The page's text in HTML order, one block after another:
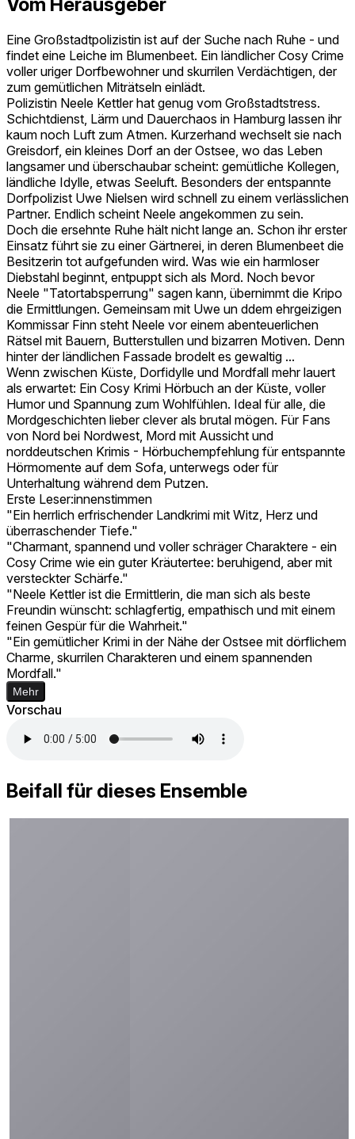
Eine Großstadtpolizistin ist auf der Suche nach Ruhe - und
findet eine Leiche im Blumenbeet. Ein ländlicher Cosy Crime
voller uriger Dorfbewohner und skurrilen Verdächtigen, der
zum gemütlichen Miträtseln einlädt.
Polizistin Neele Kettler hat genug vom Großstadtstress.
Schichtdienst, Lärm und Dauerchaos in Hamburg lassen ihr
kaum noch Luft zum Atmen. Kurzerhand wechselt sie nach
Greisdorf, ein kleines Dorf an der Ostsee, wo das Leben
langsamer und überschaubar scheint: gemütliche Kollegen,
ländliche Idylle, etwas Seeluft. Besonders der entspannte
Dorfpolizist Uwe Nielsen wird schnell zu einem verlässlichen
Partner. Endlich scheint Neele angekommen zu sein.
Doch die ersehnte Ruhe hält nicht lange an. Schon ihr erster
Einsatz führt sie zu einer Gärtnerei, in deren Blumenbeet die
Besitzerin tot aufgefunden wird. Was wie ein harmloser
Diebstahl beginnt, entpuppt sich als Mord. Noch bevor
Neele "Tatortabsperrung" sagen kann, übernimmt die Kripo
die Ermittlungen. Gemeinsam mit Uwe un ddem ehrgeizigen
Kommissar Finn steht Neele vor einem abenteuerlichen
Rätsel mit Bauern, Butterstullen und bizarren Motiven. Denn
hinter der ländlichen Fassade brodelt es gewaltig ...
Wenn zwischen Küste, Dorfidylle und Mordfall mehr lauert
als erwartet: Ein Cosy Krimi Hörbuch an der Küste, voller
Humor und Spannung zum Wohlfühlen. Ideal für alle, die
Mordgeschichten lieber clever als brutal mögen. Für Fans
von Nord bei Nordwest, Mord mit Aussicht und
norddeutschen Krimis - Hörbuchempfehlung für entspannte
Hörmomente auf dem Sofa, unterwegs oder für
Unterhaltung während dem Putzen.
Erste Leser:innenstimmen
"Ein herrlich erfrischender Landkrimi mit Witz, Herz und
überraschender Tiefe."
"Charmant, spannend und voller schräger Charaktere - ein
Cosy Crime wie ein guter Kräutertee: beruhigend, aber mit
versteckter Schärfe."
"Neele Kettler ist die Ermittlerin, die man sich als beste
Freundin wünscht: schlagfertig, empathisch und mit einem
feinen Gespür für die Wahrheit."
"Ein gemütlicher Krimi in der Nähe der Ostsee mit dörflichem
Charme, skurrilen Charakteren und einem spannenden
Mordfall."
Mehr
Vorschau
Beifall für dieses Ensemble